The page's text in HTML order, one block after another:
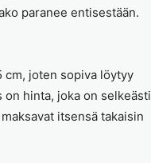
paranee entisestään.
cm, joten sopiva löytyy
on hinta, joka on selkeästi
itsensä takaisin